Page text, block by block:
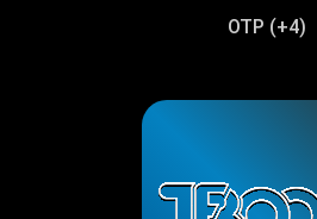
ОТР (+4)